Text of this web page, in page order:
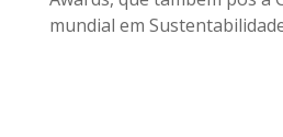
mundial em